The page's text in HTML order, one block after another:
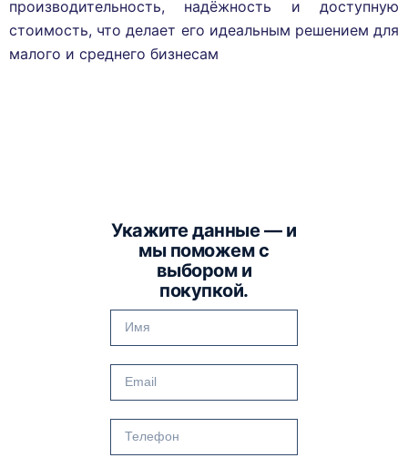
производительность, надёжность и доступную
стоимость, что делает его идеальным решением для
малого и среднего бизнесам
Укажите данные — и
мы поможем с
выбором и
покупкой.